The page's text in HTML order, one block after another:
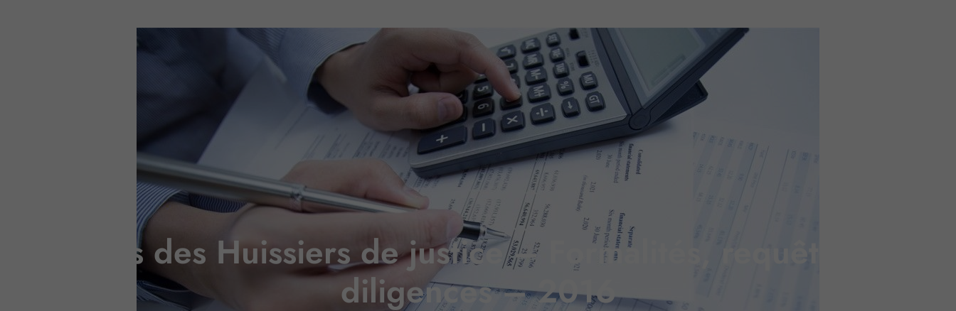
Tarifs des Huissiers de justice – Formalités, requêtes et
diligences – 2016